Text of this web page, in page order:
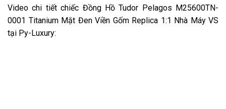
Video chi tiết chiếc Đồng Hồ Tudor Pelagos M25600TN-
0001 Titanium Mặt Đen Viền Gốm Replica 1:1 Nhà Máy VS
tại Py-Luxury: